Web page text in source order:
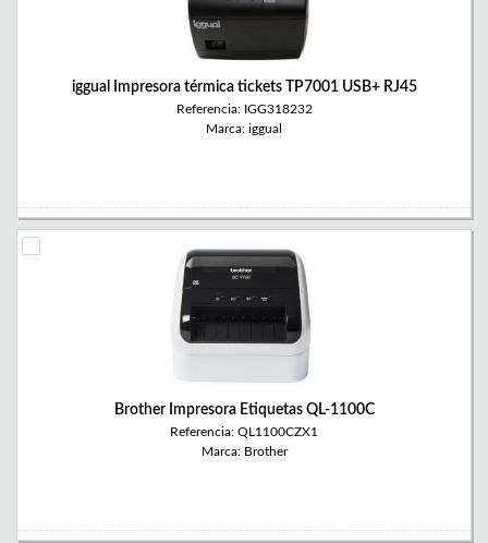
iggual Impresora térmica tickets TP7001 USB+ RJ45
Referencia: IGG318232
Marca: iggual
Brother Impresora Etiquetas QL-1100C
Referencia: QL1100CZX1
Marca: Brother